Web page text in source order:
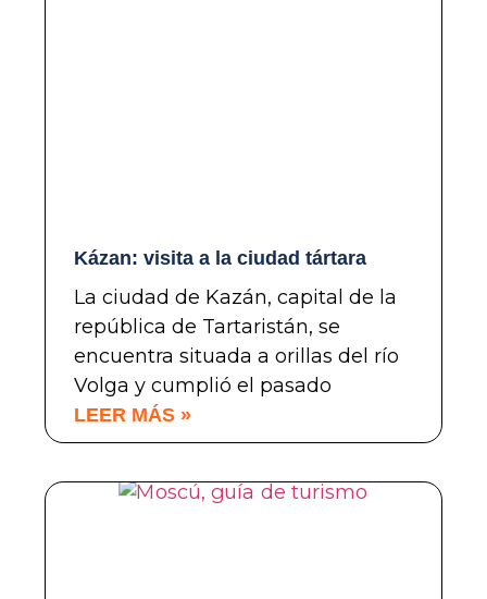
Kázan: visita a la ciudad tártara
La ciudad de Kazán, capital de la
república de Tartaristán, se
encuentra situada a orillas del río
Volga y cumplió el pasado
LEER MÁS »